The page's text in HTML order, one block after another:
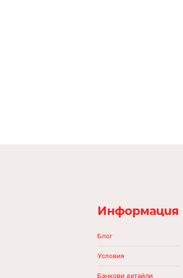
Информация
Блог
Условия
Банкови детайли